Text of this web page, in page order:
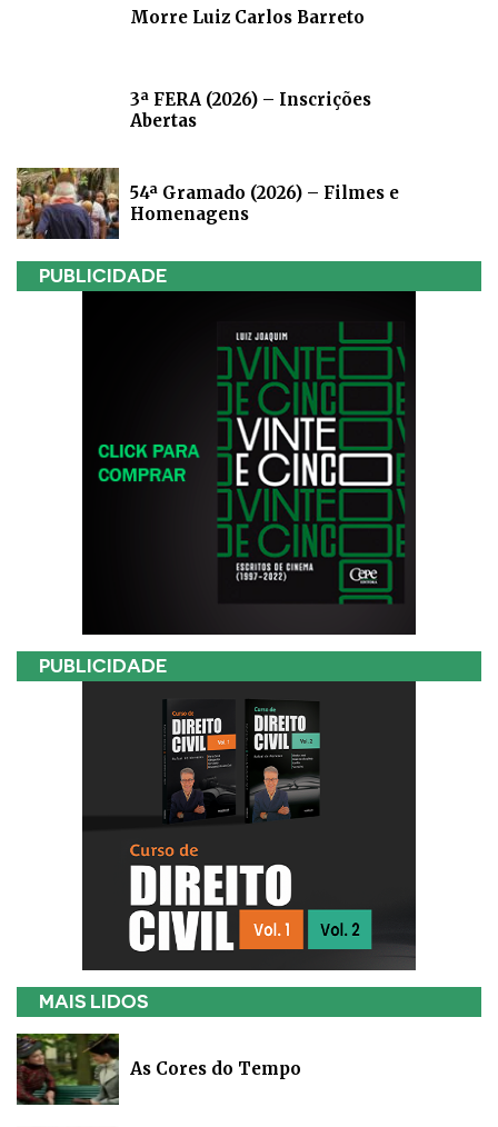
Morre Luiz Carlos Barreto
3ª FERA (2026) – Inscrições
Abertas
54ª Gramado (2026) – Filmes e
Homenagens
PUBLICIDADE
PUBLICIDADE
MAIS LIDOS
As Cores do Tempo